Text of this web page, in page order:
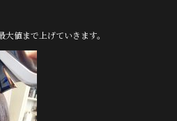
値まで上げていきます。